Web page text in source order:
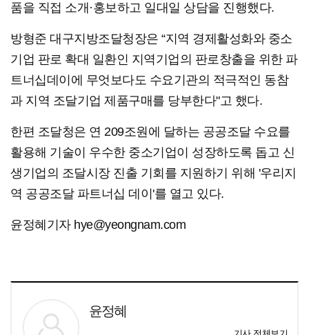
품을 직접 소개·홍보하고 일대일 상담을 진행했다.
방형준 대구지방조달청장은 “지역 경제활성화와 중소
기업 판로 확대 일환인 지역기업의 판로창출을 위한 파
트너십데이에 무엇보다도 수요기관의 적극적인 동참
과 지역 조달기업 제품구매를 당부한다"고 했다.
한편 조달청은 연 209조원에 달하는 공공조달 수요를
활용해 기술이 우수한 중소기업이 성장하도록 돕고 신
생기업의 조달시장 진출 기회를 지원하기 위해 '우리지
역 공공조달 파트너십 데이'를 열고 있다.
윤정혜기자 hye@yeongnam.com
윤정혜